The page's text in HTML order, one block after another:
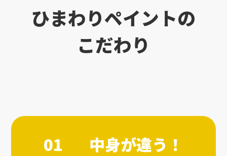
ひまわりペイントの
こだわり
01
中身が違う！